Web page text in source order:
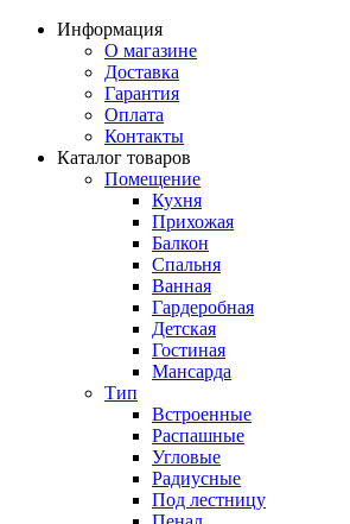
Информация
О магазине
Доставка
Гарантия
Оплата
Контакты
Каталог товаров
Помещение
Кухня
Прихожая
Балкон
Спальня
Ванная
Гардеробная
Детская
Гостиная
Мансарда
Тип
Встроенные
Распашные
Угловые
Радиусные
Под лестницу